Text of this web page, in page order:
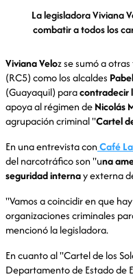
La legisladora Viviana
combatir a todos los
Viviana Veloz se sumó a
(RC5) como los alcaldes
(Guayaquil) paracontradecir
apoya al régimen deNicolás
agrupación criminal "Cartel
En una entrevista conCafé
del narcotráfico son "una
seguridad internay externa
"Vamos a coincidir en que
organizaciones criminales
mencionó la legisladora.
En cuanto al "Cartel de los
Departamento de Estado de